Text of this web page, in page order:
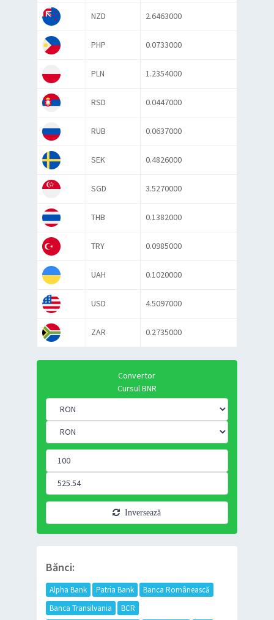
NZD 2.6463000
PHP 0.0733000
PLN 1.2354000
RSD 0.0447000
RUB 0.0637000
SEK 0.4826000
SGD 3.5270000
THB 0.1382000
TRY 0.0985000
UAH 0.1020000
USD 4.5097000
ZAR 0.2735000
Convertor
Cursul BNR
Inversează
Bănci:
Alpha Bank Patria Bank
Banca Românească
Banca Transilvania
BCR